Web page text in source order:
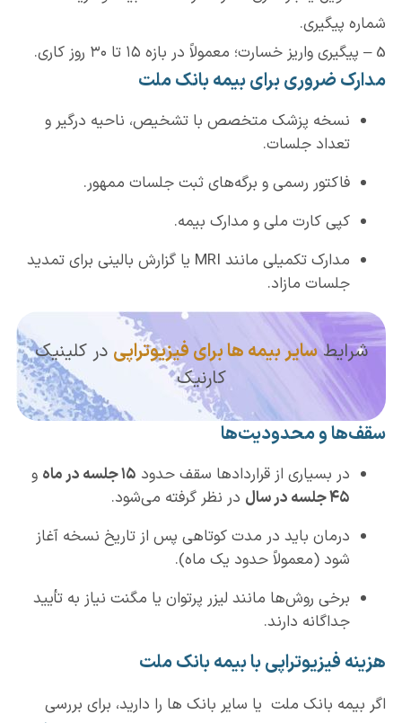
شماره پیگیری.
5 – پیگیری واریز خسارت؛ معمولاً در بازه ۱۵ تا ۳۰ روز کاری.
مدارک ضروری برای بیمه بانک ملت
نسخه پزشک متخصص با تشخیص، ناحیه درگیر و
تعداد جلسات.
فاکتور رسمی و برگه‌های ثبت جلسات ممهور.
کپی کارت ملی و مدارک بیمه.
مدارک تکمیلی مانند MRI یا گزارش بالینی برای تمدید
جلسات مازاد.
شرایطسایر بیمه ها برای فیزیوتراپی در کلینیک
کارنیک
سقف‌ها و محدودیت‌ها
در بسیاری از قراردادها سقف حدود ۱۵ جلسه در ماه
و
۴۵ جلسه در سال
در نظر گرفته می‌شود.
درمان باید در مدت کوتاهی پس از تاریخ نسخه آغاز
شود (معمولاً حدود یک ماه).
برخی روش‌ها مانند لیزر پرتوان یا مگنت نیاز به تأیید
جداگانه دارند.
هزینه فیزیوتراپی با بیمه بانک ملت
اگر بیمه بانک ملت یا سایر بانک ها را دارید، برای بررسی